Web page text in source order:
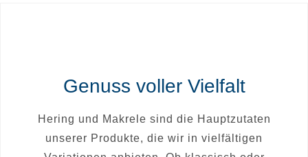
Genuss voller Vielfalt
Hering und Makrele sind die Hauptzutaten
unserer Produkte, die wir in vielfältigen